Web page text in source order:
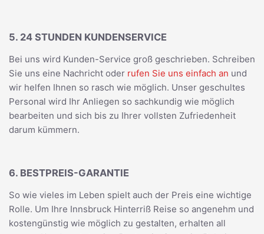
5. 24 STUNDEN KUNDENSERVICE
Bei uns wird Kunden-Service groß geschrieben. Schreiben
Sie uns eine Nachricht oder rufen Sie uns einfach an und
wir helfen Ihnen so rasch wie möglich. Unser geschultes
Personal wird Ihr Anliegen so sachkundig wie möglich
bearbeiten und sich bis zu Ihrer vollsten Zufriedenheit
darum kümmern.
6. BESTPREIS-GARANTIE
So wie vieles im Leben spielt auch der Preis eine wichtige
Rolle. Um Ihre Innsbruck Hinterriß Reise so angenehm und
kostengünstig wie möglich zu gestalten, erhalten all